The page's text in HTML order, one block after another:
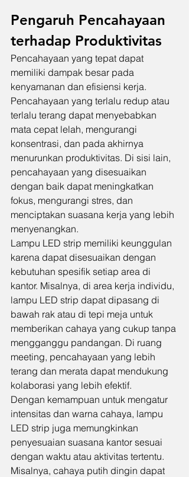
Pengaruh Pencahayaan
terhadap Produktivitas
Pencahayaan yang tepat dapat
memiliki dampak besar pada
kenyamanan dan efisiensi kerja.
Pencahayaan yang terlalu redup atau
terlalu terang dapat menyebabkan
mata cepat lelah, mengurangi
konsentrasi, dan pada akhirnya
menurunkan produktivitas. Di sisi lain,
pencahayaan yang disesuaikan
dengan baik dapat meningkatkan
fokus, mengurangi stres, dan
menciptakan suasana kerja yang lebih
menyenangkan.
Lampu LED strip memiliki keunggulan
karena dapat disesuaikan dengan
kebutuhan spesifik setiap area di
kantor. Misalnya, di area kerja individu,
lampu LED strip dapat dipasang di
bawah rak atau di tepi meja untuk
memberikan cahaya yang cukup tanpa
mengganggu pandangan. Di ruang
meeting, pencahayaan yang lebih
terang dan merata dapat mendukung
kolaborasi yang lebih efektif.
Dengan kemampuan untuk mengatur
intensitas dan warna cahaya, lampu
LED strip juga memungkinkan
penyesuaian suasana kantor sesuai
dengan waktu atau aktivitas tertentu.
Misalnya, cahaya putih dingin dapat